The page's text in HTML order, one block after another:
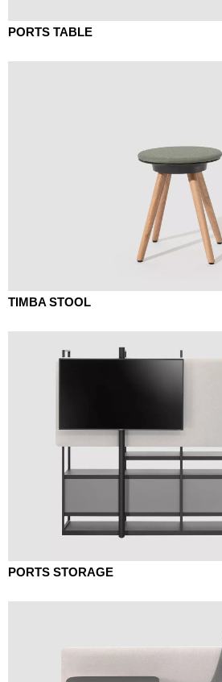
PORTS TABLE
TIMBA STOOL
PORTS STORAGE